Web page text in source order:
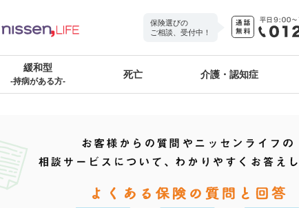
保険選びの
ご相談、受付中！
緩和型
-持病がある方-
死亡 介護・認知症